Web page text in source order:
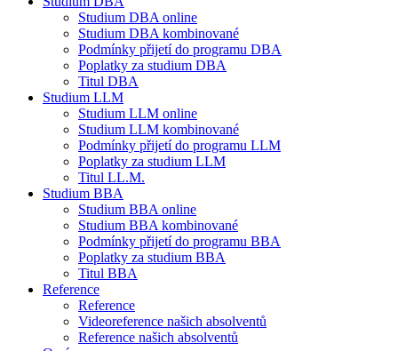
Studium DBA online
Studium DBA kombinované
Podmínky přijetí do programu DBA
Poplatky za studium DBA
Titul DBA
Studium LLM
Studium LLM online
Studium LLM kombinované
Podmínky přijetí do programu LLM
Poplatky za studium LLM
Titul LL.M.
Studium BBA
Studium BBA online
Studium BBA kombinované
Podmínky přijetí do programu BBA
Poplatky za studium BBA
Titul BBA
Reference
Reference
Videoreference našich absolventů
Reference našich absolventů